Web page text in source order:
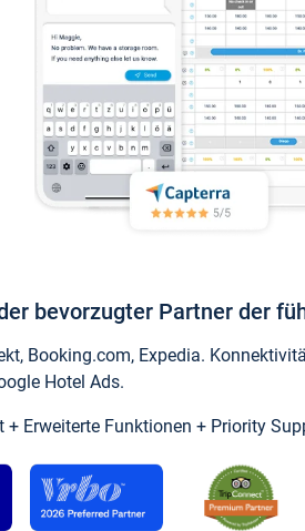
bevorzugter Partner der
Booking.com, Expedia.
Hotel Ads.
Erweiterte Funktionen + Priority